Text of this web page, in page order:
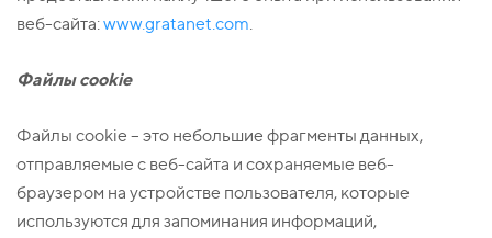
веб-сайта:www.gratanet.com.
Файлыcookie
Файлы cookie – это небольшие фрагменты данных,
отправляемые с веб-сайта и сохраняемые веб-
браузером на устройстве пользователя, которые
используются для запоминания информаций,